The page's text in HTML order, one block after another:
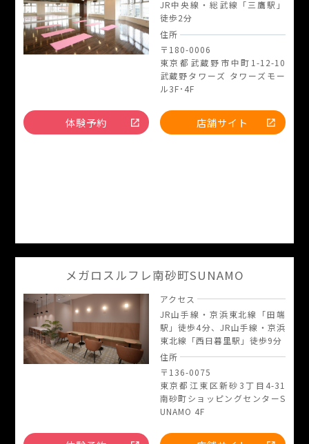
JR中央線・総武線「三鷹駅」
徒歩2分
住所
〒180-0006
東京都武蔵野市中町1-12-10
武蔵野タワーズ タワーズモー
ル3F･4F
体験予約 店舗サイト
メガロスルフレ南砂町SUNAMO
アクセス
JR山手線・京浜東北線「田端
駅」徒歩4分、JR山手線・京浜
東北線「西日暮里駅」徒歩9分
住所
〒136-0075
東京都江東区新砂3丁目4-31
南砂町ショッピングセンターS
UNAMO 4F